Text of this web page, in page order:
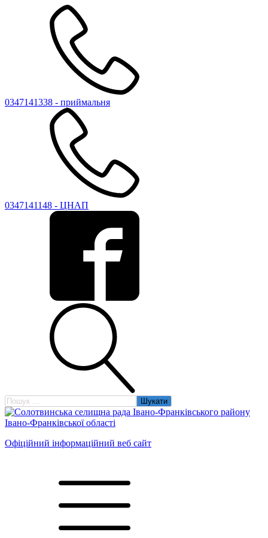
0347141338 - приймальня
0347141148 - ЦНАП
Пошук:
Офіційний інформаційний веб сайт